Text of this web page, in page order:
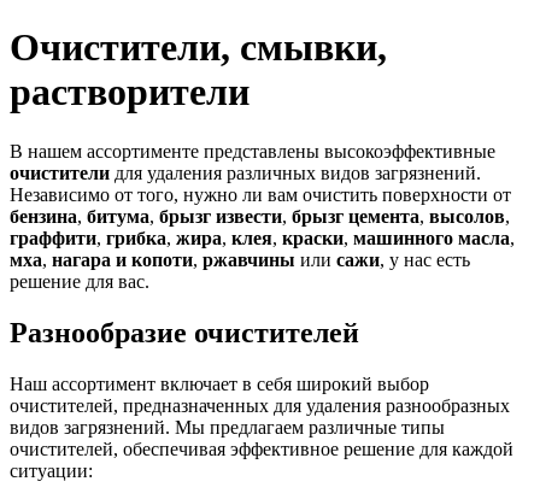
Очистители, смывки,
растворители
В нашем ассортименте представлены высокоэффективные
очистители для удаления различных видов загрязнений.
Независимо от того, нужно ли вам очистить поверхности от
бензина, битума, брызг извести, брызг цемента, высолов,
граффити, грибка, жира, клея, краски, машинного масла,
мха, нагара и копоти, ржавчины или сажи, у нас есть
решение для вас.
Разнообразие очистителей
Наш ассортимент включает в себя широкий выбор
очистителей, предназначенных для удаления разнообразных
видов загрязнений. Мы предлагаем различные типы
очистителей, обеспечивая эффективное решение для каждой
ситуации: